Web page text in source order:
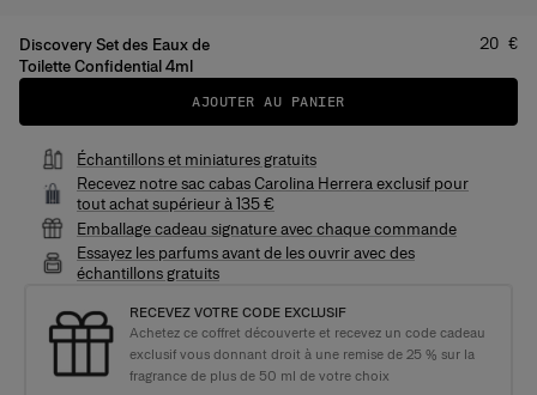
Discovery Set des Eaux de
Toilette Confidential 4ml
Prix:
20 €
AJOUTER AU PANIER
Échantillons et miniatures gratuits
Recevez notre sac cabas Carolina Herrera exclusif pour
tout achat supérieur à 135 €
Emballage cadeau signature avec chaque commande
Essayez les parfums avant de les ouvrir avec des
échantillons gratuits
RECEVEZ VOTRE CODE EXCLUSIF
Achetez ce coffret découverte et recevez un code cadeau
exclusif vous donnant droit à une remise de 25 % sur la
fragrance de plus de 50 ml de votre choix